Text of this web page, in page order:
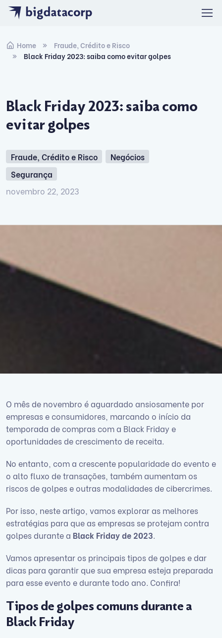
Skip to navigation
Skip to content
Home
Fraude, Crédito e Risco
Black Friday 2023: saiba como evitar golpes
Black Friday 2023: saiba como
evitar golpes
Fraude, Crédito e Risco
Negócios
Segurança
novembro 22, 2023
O mês de novembro é aguardado ansiosamente por
empresas e consumidores, marcando o início da
temporada de compras com a Black Friday e
oportunidades de crescimento de receita.
No entanto, com a crescente popularidade do evento e
o alto fluxo de transações, também aumentam os
riscos de golpes e outras modalidades de cibercrimes.
Por isso, neste artigo, vamos explorar as melhores
estratégias para que as empresas se protejam contra
golpes durante a Black Friday de 2023.
Vamos apresentar os principais tipos de golpes e dar
dicas para garantir que sua empresa esteja preparada
para esse evento e durante todo ano. Confira!
Tipos de golpes comuns durante a
Black Friday